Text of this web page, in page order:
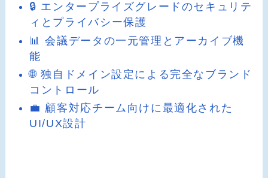
🔒 エンタープライズグレードのセキュリテ
ィとプライバシー保護
📊 会議データの一元管理とアーカイブ機
能
🌐 独自ドメイン設定による完全なブランド
コントロール
💼 顧客対応チーム向けに最適化された
UI/UX設計